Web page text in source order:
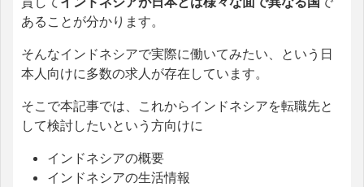
あることが分かります。
そんなインドネシアで実際に働いてみたい、という日
本人向けに多数の求人が存在しています。
そこで本記事では、これからインドネシアを転職先と
して検討したいという方向けに
インドネシアの概要
インドネシアの生活情報